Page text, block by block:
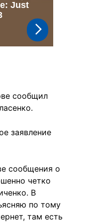
сообщил
заявление
сообщения о
четко
В
по тому
там есть